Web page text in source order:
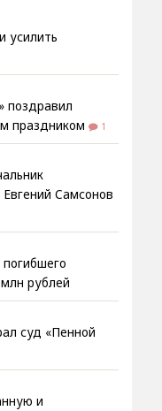
усилить
поздравил
праздником
1
Самсонов
рублей
суд «Пенной
и